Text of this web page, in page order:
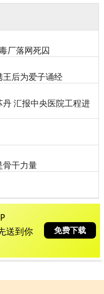
厂落网死囚
后为爱子诵经
汇报中央医院工程进
骨干力量
送到你
免费下载